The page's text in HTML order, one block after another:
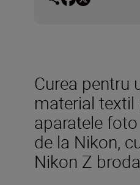
Curea pentru
material textil
aparatele
de la Nikon,
Nikon Z